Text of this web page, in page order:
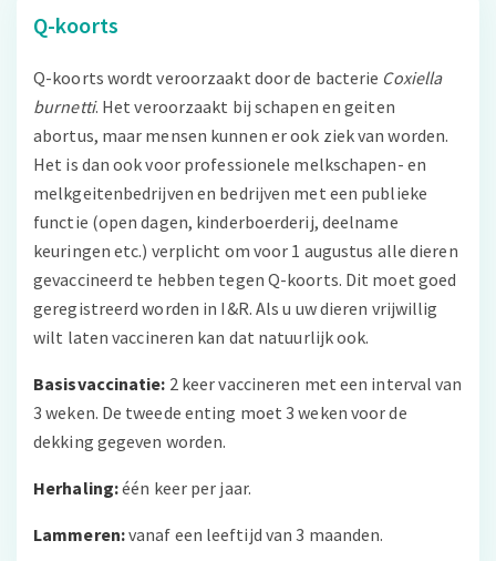
Q-koorts
Q-koorts wordt veroorzaakt door de bacterie Coxiella
burnetti. Het veroorzaakt bij schapen en geiten
abortus, maar mensen kunnen er ook ziek van worden.
Het is dan ook voor professionele melkschapen- en
melkgeitenbedrijven en bedrijven met een publieke
functie (open dagen, kinderboerderij, deelname
keuringen etc.) verplicht om voor 1 augustus alle dieren
gevaccineerd te hebben tegen Q-koorts. Dit moet goed
geregistreerd worden in I&R. Als u uw dieren vrijwillig
wilt laten vaccineren kan dat natuurlijk ook.
Basisvaccinatie: 2 keer vaccineren met een interval van
3 weken. De tweede enting moet 3 weken voor de
dekking gegeven worden.
Herhaling:één keer per jaar.
Lammeren:vanaf een leeftijd van 3 maanden.